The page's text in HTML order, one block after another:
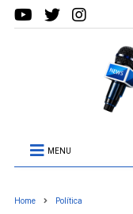
MENU
Home Política